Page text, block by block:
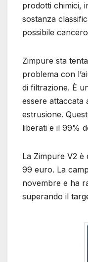
prodotti chimici,
sostanza
possibile
Zimpure sta
problema con
di filtrazione. È
essere attaccata
estrusione.
liberati e il 99%
La Zimpure V2
99 euro. La
novembre e ha
superando il